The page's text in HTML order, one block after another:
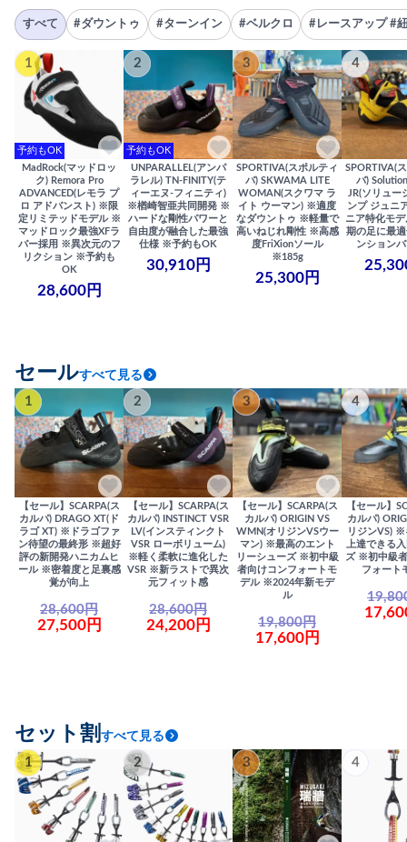
すべて #ダウントゥ #ターンイン #ベルクロ #レースアップ #
1
予約もOK
MadRock(マッドロッ
ク) Remora Pro
ADVANCED(レモラ プ
ロ アドバンスト) ※限
定リミテッドモデル ※
マッドロック最強XFラ
バー採用 ※異次元のフ
リクション ※予約も
OK
28,600円
2
予約もOK
UNPARALLEL(アンパ
ラレル) TN-FINITY(テ
ィーエヌ-フィニティ)
※楢崎智亜共同開発 ※
ハードな剛性パワーと
自由度が融合した最強
仕様 ※予約もOK
30,910円
3
SPORTIVA(スポルティ
バ) SKWAMA LITE
WOMAN(スクワマ ラ
イト ウーマン) ※適度
なダウントゥ ※軽量で
高いねじれ剛性 ※高感
度FriXionソール
※185g
25,300円
4
SPORTIVA(
バ)
JR(ソリュー
ンプ ジュニ
ニア特化モ
期の足に最
ンション
セールすべて見る
1
【セール】SCARPA(ス
カルパ) DRAGO XT(ド
ラゴ XT) ※ドラゴファ
ン待望の最終形 ※超好
評の新開発ハニカムヒ
ール ※密着度と足裏感
覚が向上
28,600円
27,500円
2
【セール】SCARPA(ス
カルパ) INSTINCT VSR
LV(インスティンクト
VSR ローボリューム)
※軽く柔軟に進化した
VSR ※新ラストで異次
元フィット感
28,600円
24,200円
3
【セール】SCARPA(ス
カルパ) ORIGIN VS
WMN(オリジンVSウー
マン) ※最高のエント
リーシューズ ※初中級
者向けコンフォートモ
デル ※2024年新モデ
ル
19,800円
17,600円
4
【セール】
カルパ)
リジンVS) ※
上達できる
ズ ※初中級
フォート
セット割 すべて見る
1 2 3 4